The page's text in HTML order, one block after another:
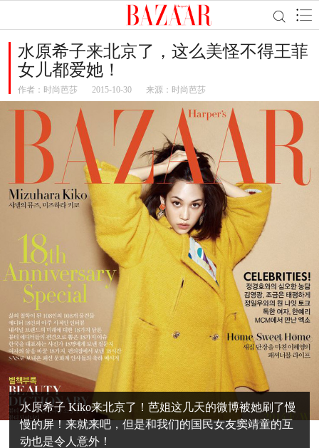
水原希子来北京了，这么美怪不得王菲
女儿都爱她！
作者： 时尚芭莎 2015-10-30 来源：时尚芭莎
水原希子 Kiko来北京了！芭姐这几天的微博被她刷了慢
慢的屏！来就来吧，但是和我们的国民女友窦靖童的互
动也是令人意外！